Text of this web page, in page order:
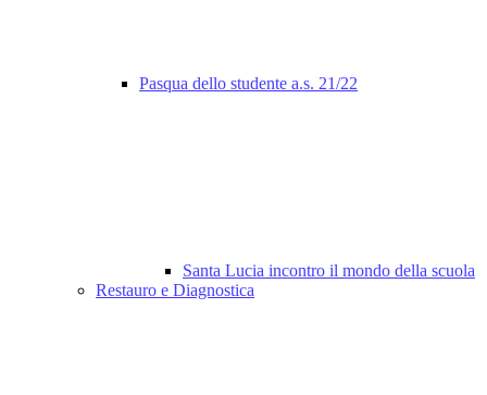
Pasqua dello studente a.s. 21/22
Santa Lucia incontro il mondo della scuola
Restauro e Diagnostica